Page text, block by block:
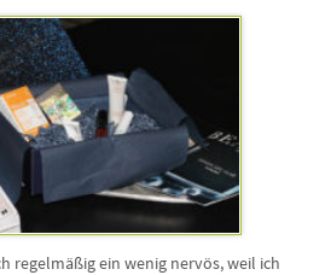
regelmäßig ein wenig nervös, weil ich